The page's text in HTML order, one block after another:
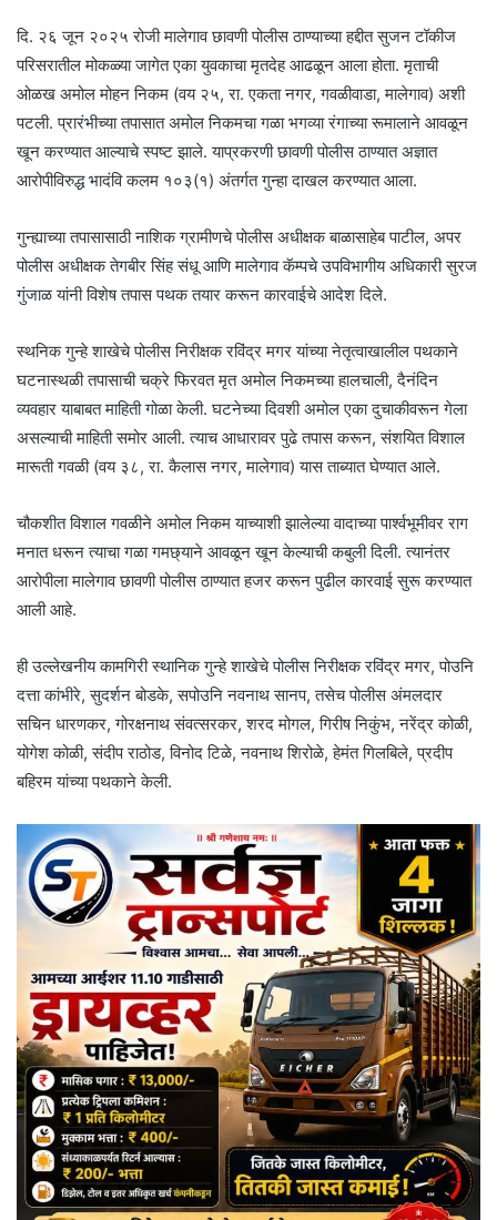
दि. २६ जून २०२५ रोजी मालेगाव छावणी पोलीस ठाण्याच्या हद्दीत सुजन टॉकीज
परिसरातील मोकळ्या जागेत एका युवकाचा मृतदेह आढळून आला होता. मृताची
ओळख अमोल मोहन निकम (वय २५, रा. एकता नगर, गवळीवाडा, मालेगाव) अशी
पटली. प्रारंभीच्या तपासात अमोल निकमचा गळा भगव्या रंगाच्या रूमालाने आवळून
खून करण्यात आल्याचे स्पष्ट झाले. याप्रकरणी छावणी पोलीस ठाण्यात अज्ञात
आरोपीविरुद्ध भादंवि कलम १०३(१) अंतर्गत गुन्हा दाखल करण्यात आला.
गुन्ह्याच्या तपासासाठी नाशिक ग्रामीणचे पोलीस अधीक्षक बाळासाहेब पाटील, अपर
पोलीस अधीक्षक तेगबीर सिंह संधू आणि मालेगाव कॅम्पचे उपविभागीय अधिकारी सुरज
गुंजाळ यांनी विशेष तपास पथक तयार करून कारवाईचे आदेश दिले.
स्थनिक गुन्हे शाखेचे पोलीस निरीक्षक रविंद्र मगर यांच्या नेतृत्वाखालील पथकाने
घटनास्थळी तपासाची चक्रे फिरवत मृत अमोल निकमच्या हालचाली, दैनंदिन
व्यवहार याबाबत माहिती गोळा केली. घटनेच्या दिवशी अमोल एका दुचाकीवरून गेला
असल्याची माहिती समोर आली. त्याच आधारावर पुढे तपास करून, संशयित विशाल
मारूती गवळी (वय ३८, रा. कैलास नगर, मालेगाव) यास ताब्यात घेण्यात आले.
चौकशीत विशाल गवळीने अमोल निकम याच्याशी झालेल्या वादाच्या पार्श्वभूमीवर राग
मनात धरून त्याचा गळा गमछ्याने आवळून खून केल्याची कबुली दिली. त्यानंतर
आरोपीला मालेगाव छावणी पोलीस ठाण्यात हजर करून पुढील कारवाई सुरू करण्यात
आली आहे.
ही उल्लेखनीय कामगिरी स्थानिक गुन्हे शाखेचे पोलीस निरीक्षक रविंद्र मगर, पोउनि
दत्ता कांभीरे, सुदर्शन बोडके, सपोउनि नवनाथ सानप, तसेच पोलीस अंमलदार
सचिन धारणकर, गोरक्षनाथ संवत्सरकर, शरद मोगल, गिरीष निकुंभ, नरेंद्र कोळी,
योगेश कोळी, संदीप राठोड, विनोद टिळे, नवनाथ शिरोळे, हेमंत गिलबिले, प्रदीप
बहिरम यांच्या पथकाने केली.